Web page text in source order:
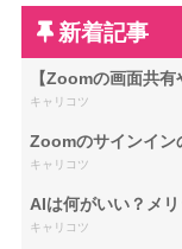
新着記事
【Zoomの画面共
キャリコツ
Zoomのサインイン
キャリコツ
AIは何がいい？メ
キャリコツ